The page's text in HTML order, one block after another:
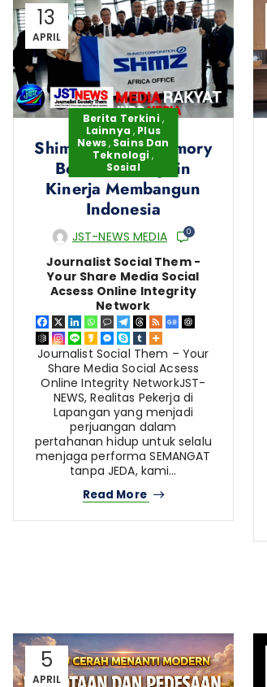
13
APRIL
Berita Terkini ,
Lainnya , Plus
News, Sains Dan
Teknologi ,
Sosial
Shimz – Story Memory
Bersama Menjalin
Kinerja Membangun
Indonesia
JST-NEWS MEDIA 0
Journalist Social Them -
Your Share Media Social
Acsess Online Integrity
Network
Journalist Social Them – Your
Share Media Social Acsess
Online Integrity NetworkJST-
NEWS, Realitas Pekerja di
Lapangan yang menjadi
perjuangan dalam
pertahanan hidup untuk selalu
menjaga performa SEMANGAT
tanpa JEDA, kami…
Read More
5
APRIL